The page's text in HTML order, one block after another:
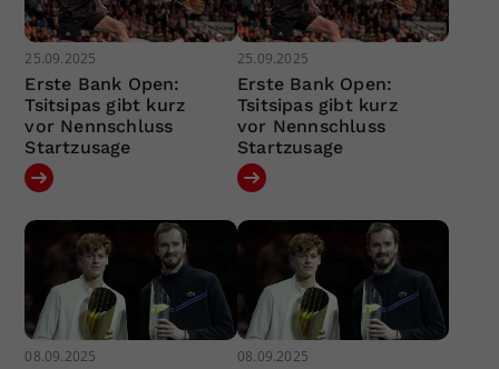
25.09.2025
Erste Bank Open:
Tsitsipas gibt kurz
vor Nennschluss
Startzusage
25.09.2025
Erste Bank Open:
Tsitsipas gibt kurz
vor Nennschluss
Startzusage
08.09.2025 08.09.2025